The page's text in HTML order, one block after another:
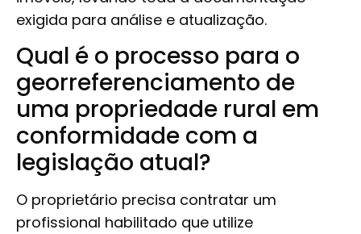
exigida para análise e atualização.
Qual é o processo para o
georreferenciamento de
uma propriedade rural em
conformidade com a
legislação atual?
O proprietário precisa contratar um
profissional habilitado que utilize